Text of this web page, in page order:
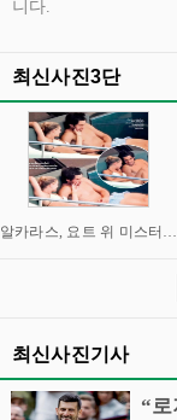
니다.
최신사진3단
알카라스, 요트 위 미스터리 여성과 밀회 포착
최신사진기사
“